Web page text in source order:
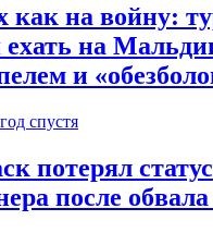
как на войну:
ехать на
и
спустя
потерял статус
после